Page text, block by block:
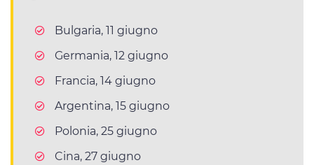
Bulgaria, 11 giugno
Germania, 12 giugno
Francia, 14 giugno
Argentina, 15 giugno
Polonia, 25 giugno
Cina, 27 giugno